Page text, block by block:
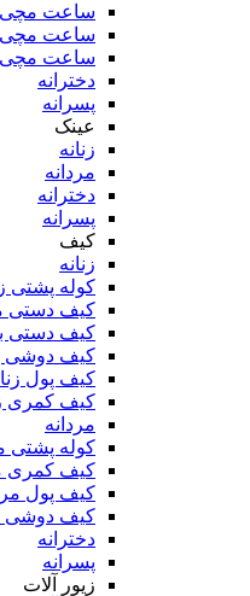
ساعت مچی
ساعت مچی
ساعت مچی
دخترانه
پسرانه
عینک
زنانه
مردانه
دخترانه
پسرانه
کیف
زنانه
کوله پشتی
کیف دستی
کیف دستی
کیف دوشی
کیف پول
کیف کمری
مردانه
کوله پشتی
کیف کمری
کیف پول
کیف دوشی
دخترانه
پسرانه
زیور آلات